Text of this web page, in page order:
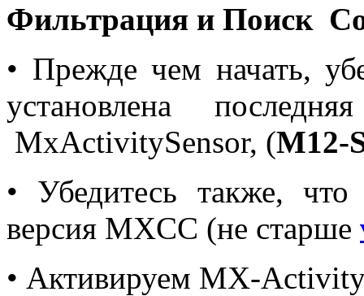
Фильтрация и Поиск
• Прежде чем начать,
установлена
MxActivitySensor, (M12-
• Убедитесь также, что
версия MXCC (не старше
• Активируем MX-